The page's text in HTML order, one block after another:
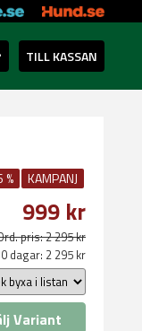
TILL KASSAN
% KAMPANJ
999 kr
pris: 2 295 kr
dagar: 2 295 kr
Variant